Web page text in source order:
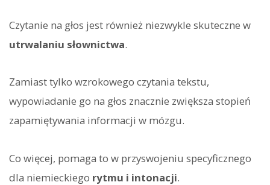
Czytanie na głos jest również niezwykle skuteczne w
utrwalaniu słownictwa.
Zamiast tylko wzrokowego czytania tekstu,
wypowiadanie go na głos znacznie zwiększa stopień
zapamiętywania informacji w mózgu.
Co więcej, pomaga to w przyswojeniu specyficznego
dla niemieckiego rytmu i intonacji.